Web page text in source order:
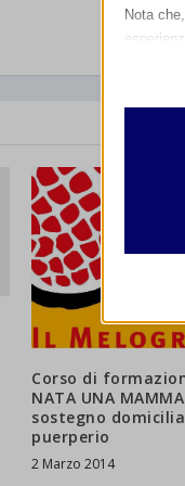
Corso di
NATA UNA
sostegno
puerperio
2 Marzo 2014
Nota
wp-
wp-
I
_ga
_ga_*
Altri